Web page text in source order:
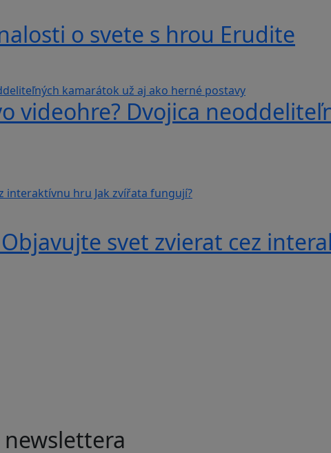
o svete s hrou Erudite
videohre? Dvojica
svet zvierat cez